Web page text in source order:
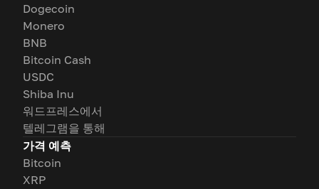
Dogecoin
Monero
BNB
Bitcoin Cash
USDC
Shiba Inu
워드프레스에서
텔레그램을 통해
가격 예측
Bitcoin
XRP